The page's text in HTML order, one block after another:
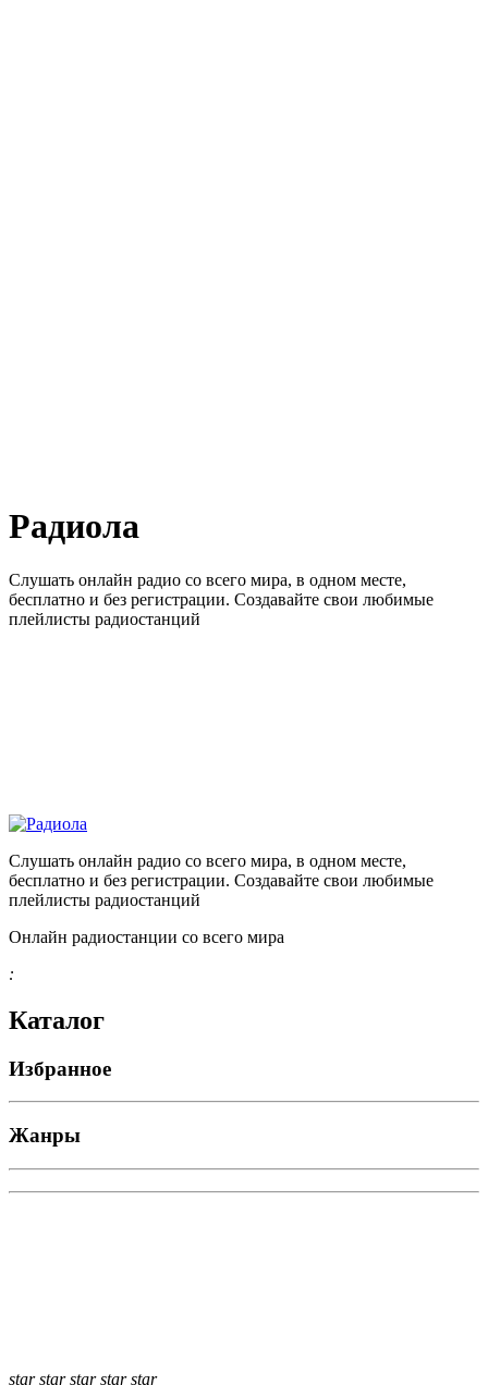
Радиола
Слушать онлайн радио со всего мира, в одном месте,
бесплатно и без регистрации. Создавайте свои любимые
плейлисты радиостанций
Слушать онлайн радио со всего мира, в одном месте,
бесплатно и без регистрации. Создавайте свои любимые
плейлисты радиостанций
Онлайн радиостанции со всего мира
:
Каталог
Избранное
Жанры
star star star star star